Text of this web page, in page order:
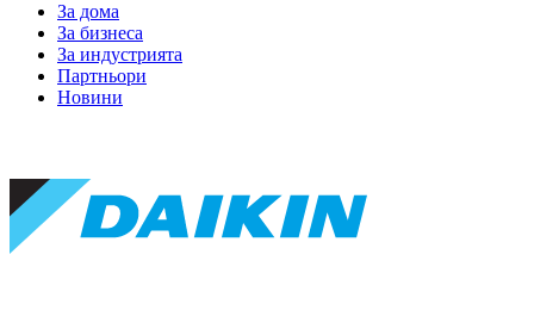
За дома
За бизнеса
За индустрията
Партньори
Новини